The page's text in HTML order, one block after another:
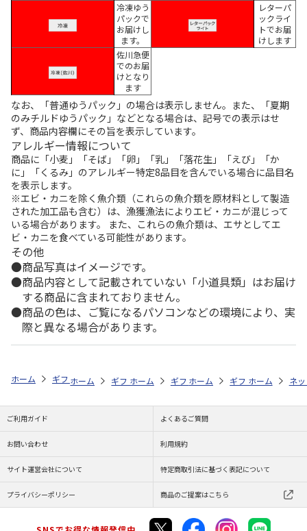
冷凍ゆう
パックで
お届けし
ます。
レターパ
ックライ
トでお届
けします
佐川急便
でのお届
けとなり
ます
なお、「普通ゆうパック」の場合は表示しません。また、「夏期
のみチルドゆうパック」などとなる場合は、記号での表示はせ
ず、商品内容欄にその旨を表示しています。
アレルギー情報について
商品に「小麦」「そば」「卵」「乳」「落花生」「えび」「か
に」「くるみ」のアレルギー特定8品目を含んでいる場合に品目名
を表示します。
※エビ・カニを除く魚介類（これらの魚介類を原材料として製造
された加工品も含む）は、漁獲漁法によりエビ・カニが混じって
いる場合があります。 また、これらの魚介類は、エサとしてエ
ビ・カニを食べている可能性があります。
その他
商品写真はイメージです。
商品内容として記載されていない「小道具類」はお届け
する商品に含まれておりません。
商品の色は、ご覧になるパソコンなどの環境により、実
際と異なる場合があります。
ホーム ギフトストア お中元・夏ギフト特集 2026 そうめん・麺類
ホーム ギフトストア お中元・夏ギフト特集 2026
ホーム ギフトストア お中元・夏ギフト
ホーム ギフトストア お
ホーム ネ
ご利用ガイド よくあるご質問
お問い合わせ 利用規約
サイト運営会社について 特定商取引法に基づく表記について
プライバシーポリシー 商品のご提案はこちら